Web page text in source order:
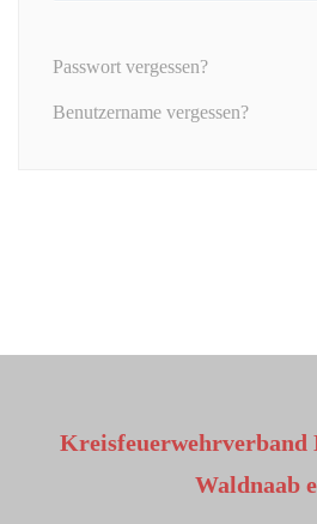
Passwort vergessen?
Benutzername vergessen?
Kreisfeuerwehrverband
Waldnaab